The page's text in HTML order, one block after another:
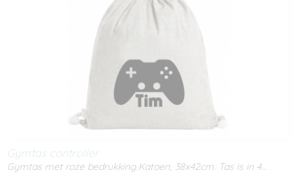
Gymtas controller
Gymtas met roze bedrukking.Katoen, 38x42cm. Tas is in 4…